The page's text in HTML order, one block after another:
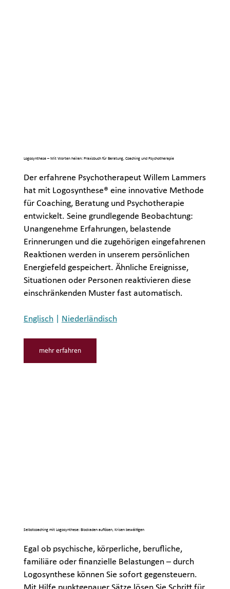
Logosynthese – Mit Worten heilen: Praxisbuch für Beratung, Coaching und Psychotherapie
Der erfahrene Psychotherapeut Willem Lammers
hat mit Logosynthese® eine innovative Methode
für Coaching, Beratung und Psychotherapie
entwickelt. Seine grundlegende Beobachtung:
Unangenehme Erfahrungen, belastende
Erinnerungen und die zugehörigen eingefahrenen
Reaktionen werden in unserem persönlichen
Energiefeld gespeichert. Ähnliche Ereignisse,
Situationen oder Personen reaktivieren diese
einschränkenden Muster fast automatisch.
Englisch| Niederländisch
mehr erfahren
Selbstcoaching mit Logosynthese: Blockaden auflösen, Krisen bewältigen
Egal ob psychische, körperliche, berufliche,
familiäre oder finanzielle Belastungen – durch
Logosynthese können Sie sofort gegensteuern.